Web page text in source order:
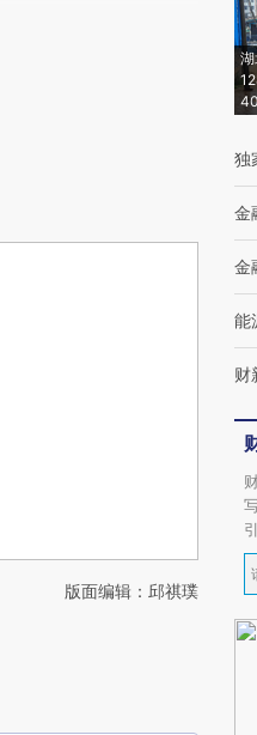
版面编辑：邱祺璞
独
金
金
能
财